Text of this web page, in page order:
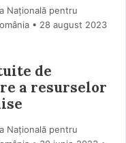
Națională pentru
28 august 2023
de
a resurselor
Națională pentru